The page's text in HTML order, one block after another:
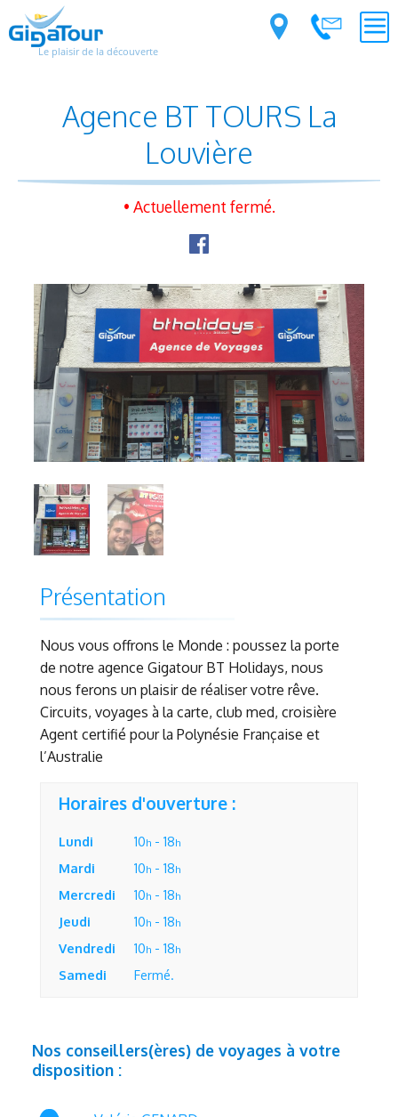
Le plaisir de la découverte
Agence BT TOURS La
Louvière
• Actuellement fermé.
Présentation
Nous vous offrons le Monde : poussez la porte
de notre agence Gigatour BT Holidays, nous
nous ferons un plaisir de réaliser votre rêve.
Circuits, voyages à la carte, club med, croisière
Agent certifié pour la Polynésie Française et
l’Australie
Horaires d'ouverture :
Lundi 10h - 18h
Mardi 10h - 18h
Mercredi 10h - 18h
Jeudi 10h - 18h
Vendredi 10h - 18h
Samedi Fermé.
Nos conseillers(ères) de voyages à votre
disposition :